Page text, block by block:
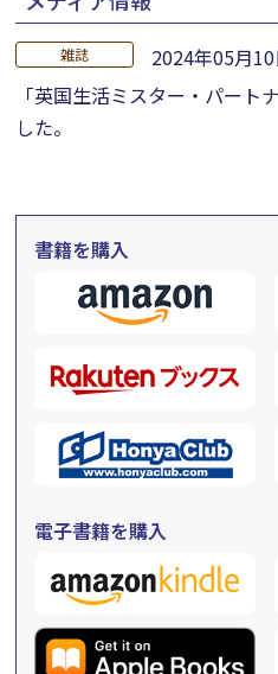
雑誌
2024年05月10
「英国生活ミスター・パー
した。
書籍を購入
電子書籍を購入